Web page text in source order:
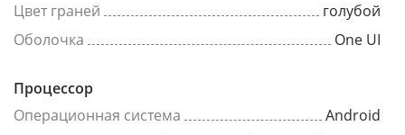
Цвет граней
голубой
Оболочка
One UI
Процессор
Операционная система
Android